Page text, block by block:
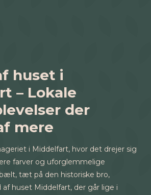
huset i
– Lokale
der
mere
i Middelfart, hvor det drejer sig
farver og uforglemmelige
tæt på den historiske bro,
af huset Middelfart, der går lige i